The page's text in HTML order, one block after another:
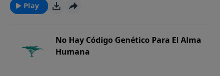
Play
No Hay Código Genético Para El Alma
Humana